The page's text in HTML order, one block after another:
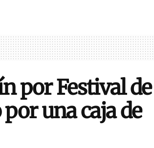
por Festival de
una caja de